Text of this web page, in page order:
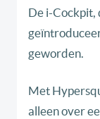
De i-Cockpit,
geworden.
Met
alleen over